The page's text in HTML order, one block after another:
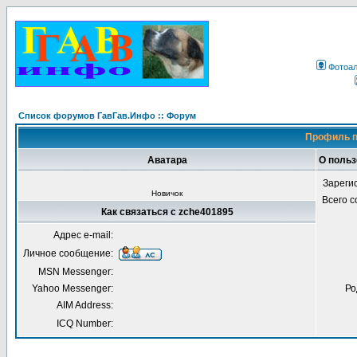
Список форумов ГавГав.Инфо :: Форум
Профиль
Аватара О
Новичок
Всего
Как связаться с zche401895
Адрес e-mail:
Личное сообщение:
MSN Messenger:
Yahoo Messenger:
AIM Address:
ICQ Number: